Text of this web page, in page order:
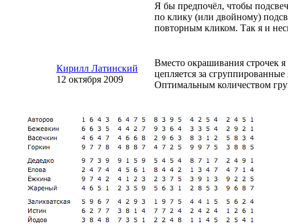
Я бы предпочёл, чтобы
по клику (или двойному)
повторным кликом. Так я и
Кирилл Латинский
12 октября 2009
Вместо окрашивания строчек
цепляется за
Оптимальным количеством